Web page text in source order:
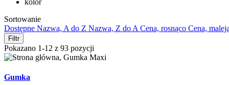
kolor
Sortowanie
Dostępne Nazwa, A do Z Nazwa, Z do A Cena, rosnąco Cena,
Filtr
Pokazano 1-12 z 93 pozycji
Gumka